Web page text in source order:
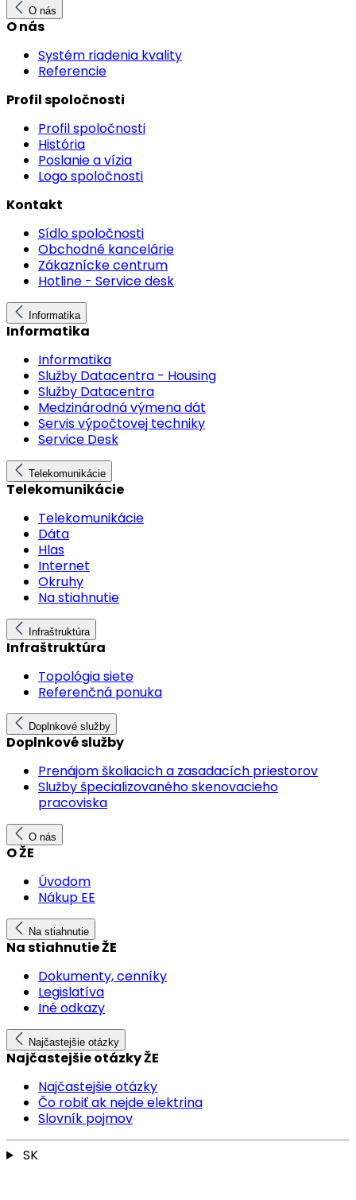
O nás
O nás
Systém riadenia kvality
Referencie
Profil spoločnosti
Profil spoločnosti
História
Poslanie a vízia
Logo spoločnosti
Kontakt
Sídlo spoločnosti
Obchodné kancelárie
Zákaznícke centrum
Hotline - Service desk
Informatika
Informatika
Informatika
Služby Datacentra - Housing
Služby Datacentra
Medzinárodná výmena dát
Servis výpočtovej techniky
Service Desk
Telekomunikácie
Telekomunikácie
Telekomunikácie
Dáta
Hlas
Internet
Okruhy
Na stiahnutie
Infraštruktúra
Infraštruktúra
Topológia siete
Referenčná ponuka
Doplnkové služby
Doplnkové služby
Prenájom školiacich a zasadacích priestorov
Služby špecializovaného skenovacieho
pracoviska
O nás
O ŽE
Úvodom
Nákup EE
Na stiahnutie
Na stiahnutie ŽE
Dokumenty, cenníky
Legislatíva
Iné odkazy
Najčastejšie otázky
Najčastejšie otázky ŽE
Najčastejšie otázky
Čo robiť ak nejde elektrina
Slovník pojmov
SK